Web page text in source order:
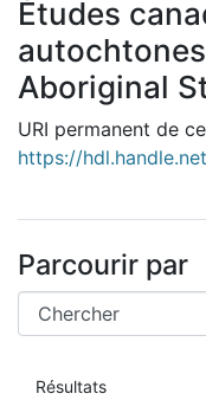
Statistiques
À propos
Études
Aboriginal
URI permanent de
https://
Parcourir par
Résultats